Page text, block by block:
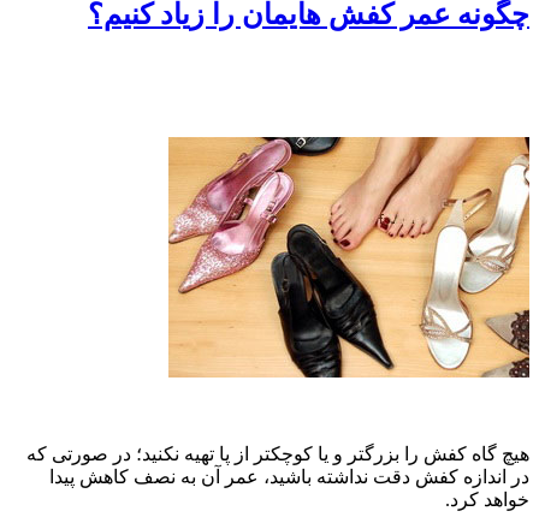
چگونه عمر کفش هایمان را زیاد کنیم؟
هیچ گاه کفش را بزر‌گتر و یا کوچکتر از پا تهیه نکنید؛ در صورتی که
در اندازه کفش دقت نداشته باشید، عمر آن به نصف کاهش پیدا
خواهد کرد.